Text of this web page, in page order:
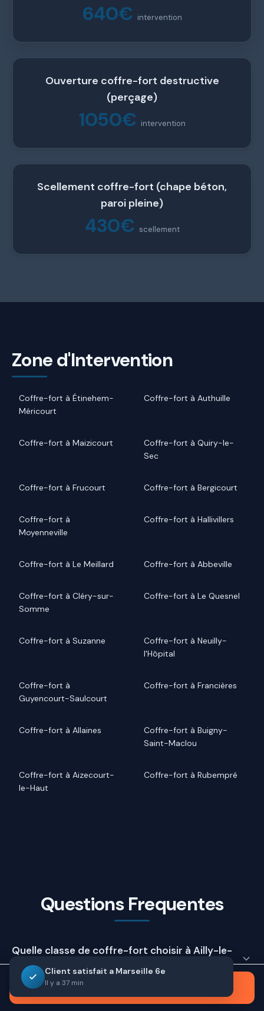
640€ intervention
Ouverture coffre-fort destructive
(perçage)
1050€ intervention
Scellement coffre-fort (chape béton,
paroi pleine)
430€ scellement
Zone d'Intervention
Coffre-fort à Étinehem-
Méricourt
Coffre-fort à Authuille
Coffre-fort à Maizicourt
Coffre-fort à Quiry-le-
Sec
Coffre-fort à Frucourt Coffre-fort à Bergicourt
Coffre-fort à
Moyenneville
Coffre-fort à Hallivillers
Coffre-fort à Le Meillard Coffre-fort à Abbeville
Coffre-fort à Cléry-sur-
Somme
Coffre-fort à Le Quesnel
Coffre-fort à Suzanne
Coffre-fort à Neuilly-
l'Hôpital
Coffre-fort à
Guyencourt-Saulcourt
Coffre-fort à Francières
Coffre-fort à Allaines
Coffre-fort à Buigny-
Saint-Maclou
Coffre-fort à Aizecourt-
le-Haut
Coffre-fort à Rubempré
Questions Frequentes
Quelle classe de coffre-fort choisir à Ailly-le-
Haut-Clocher ?
La classe de coffre-fort à choisir dépend de la valeur à
protéger. Pour des biens jusqu'à environ 8 000 €, un
Quel est le délai pour installer un coffre-fort à
Client satisfait a Marseille 6e
Il y a 37 min